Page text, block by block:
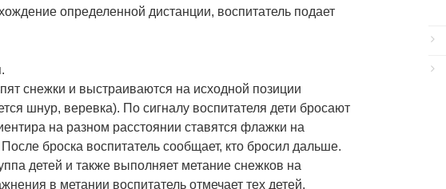
определенной дистанции, воспитатель подает
снежки и выстраиваются на исходной позиции
шнур, веревка). По сигналу воспитателя дети бросают
на разном расстоянии ставятся флажки на
броска воспитатель сообщает, кто бросил дальше.
детей и также выполняет метание снежков на
в метании воспитатель отмечает тех детей,